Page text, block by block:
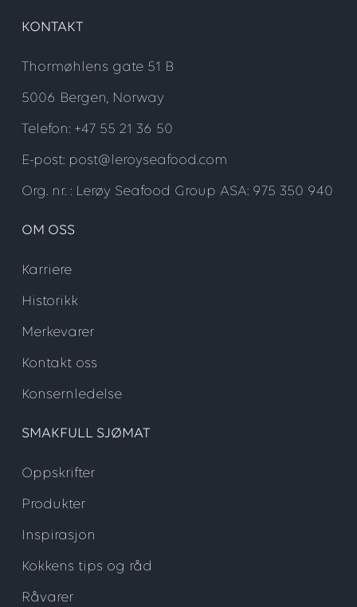
KONTAKT
Thormøhlens gate 51 B
5006 Bergen, Norway
Telefon: +47 55 21 36 50
E-post: post@leroyseafood.com
Org. nr. : Lerøy Seafood Group ASA: 975 350 940
OM OSS
Karriere
Historikk
Merkevarer
Kontakt oss
Konsernledelse
SMAKFULL SJØMAT
Oppskrifter
Produkter
Inspirasjon
Kokkens tips og råd
Råvarer